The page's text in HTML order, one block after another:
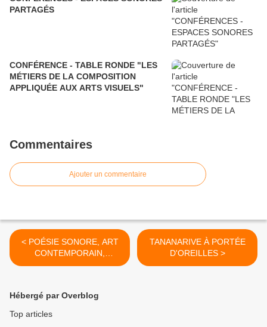
PARTAGÉS
CONFÉRENCE - TABLE RONDE "LES
MÉTIERS DE LA COMPOSITION
APPLIQUÉE AUX ARTS VISUELS"
Commentaires
Ajouter un commentaire
< POÉSIE SONORE, ART
CONTEMPORAIN,
ARCHITECTURES
TANANARIVE À PORTÉE
D'OREILLES >
Hébergé par Overblog
Top articles